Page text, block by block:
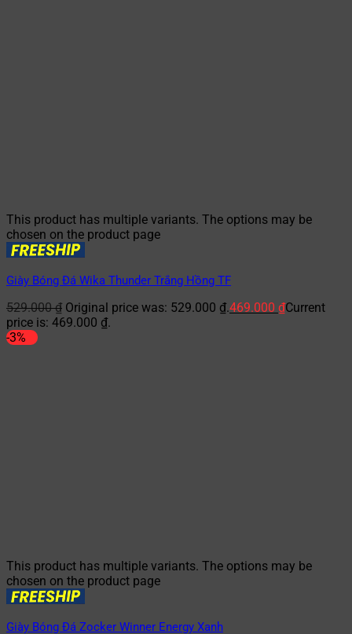
This product has multiple variants. The options may be
chosen on the product page
Giày Bóng Đá Wika Thunder Trắng Hồng TF
529.000₫ Original price was: 529.000 ₫.469.000 ₫Current
price is: 469.000 ₫.
-3%
This product has multiple variants. The options may be
chosen on the product page
Giày Bóng Đá Zocker Winner Energy Xanh